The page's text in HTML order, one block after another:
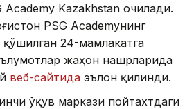
Kazakhstan очилади.
PSG Academyнинг
қўшилган 24-мамлакатга
жаҳон нашрларида
веб-сайтида эълон қилинди.
ўқув маркази пойтахтдаги